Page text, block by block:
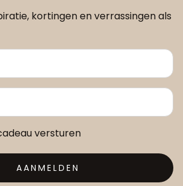
kortingen en verrassingen als
versturen
AANMELDEN